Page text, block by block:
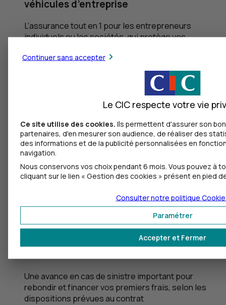
véhicules d’entreprise
L’assurance tout en 1 pour les entrepreneurs
individuels ou les sociétés, qui protège vos
Des formules adaptées pour chaque besoin
Des franchises modulables pour adapter votre
En cas de problème
Assurance Multirisque professionnelle,
protégez votre activité avec une
Une avance en cas de sinistre important pour
rebondir et financer vos premiers frais, selon les
dispositions prévues au contrat
Continuer sans accepter
Le CIC respecte votre vie
Ce site utilise des cookies. Ils permettent d'assurer son
partenaires, d'en mesurer son audience, de réaliser des
des informations et de la publicité personnalisées en
navigation.
Nous conservons vos choix pendant 6 mois. Vous pouvez à
cliquant sur le lien « Gestion des cookies » présent en pied
Accepter et Fermer
Paramétrer
Consulter notre politique